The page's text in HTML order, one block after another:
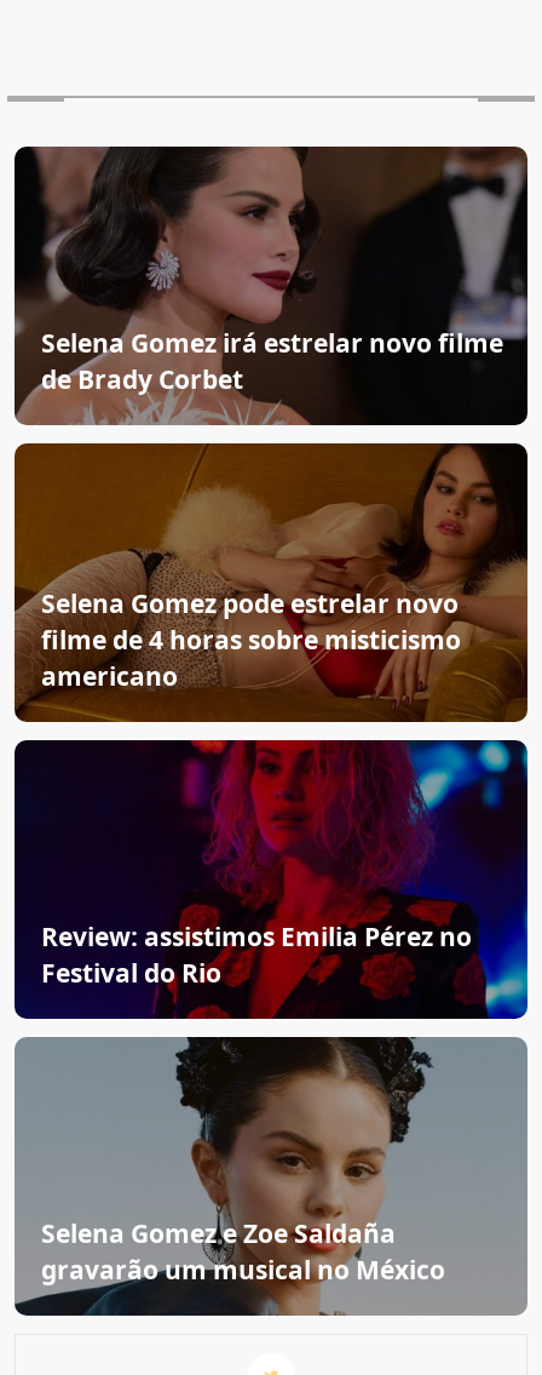
Selena Gomez irá estrelar novo filme
de Brady Corbet
Selena Gomez pode estrelar novo
filme de 4 horas sobre misticismo
americano
Review: assistimos Emilia Pérez no
Festival do Rio
Selena Gomez e Zoe Saldaña
gravarão um musical no México